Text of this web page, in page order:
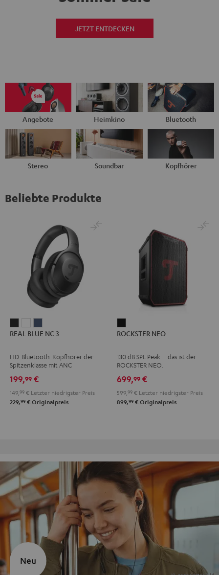
JETZT ENTDECKEN
Angebote Heimkino Bluetooth
Stereo Soundbar Kopfhörer
Beliebte Produkte
BLUE
3
Night
Black
BLUE
3
Pearl
White
BLUE
3
Steel
REAL BLUE NC 3
HD-Bluetooth-Kopfhörer der
Spitzenklasse mit ANC
199,99 €
149, 99 € Letzter niedrigster Preis
229,99 € Originalpreis
NEO
ROCKSTER NEO
130 dB SPL Peak – das ist der
ROCKSTER NEO.
699,99 €
599, 99 € Letzter niedrigster Preis
899,99 € Originalpreis
Neu